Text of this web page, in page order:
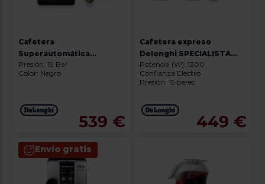
Cafetera
Superautomática
De'longhi Rivelia
EXAM440.35.B
Presión: 19 Bar
Color: Negro
539 €
Cafetera expreso
Delonghi SPECIALISTA
ARTE EVO EC9255.M
Potencia (W): 1300
Confianza Electro
Presión: 15 bares
449 €
Envío gratis